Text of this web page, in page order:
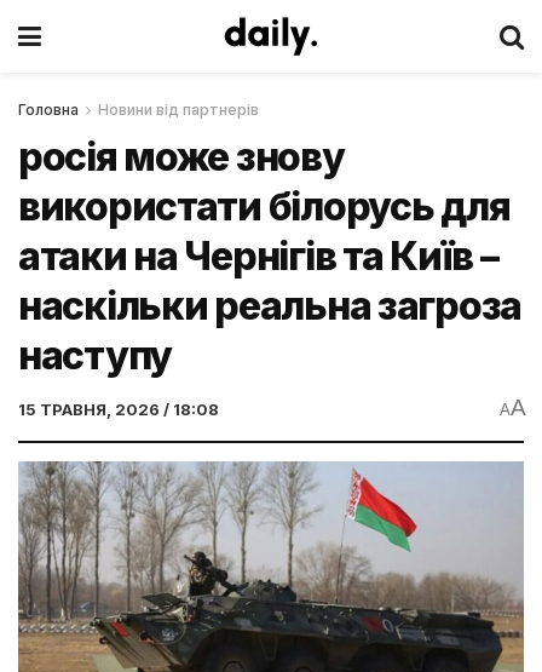
Головна Новини від партнерів
росія може знову
використати білорусь для
атаки на Чернігів та Київ –
наскільки реальна загроза
наступу
15 ТРАВНЯ, 2026 / 18:08 AA